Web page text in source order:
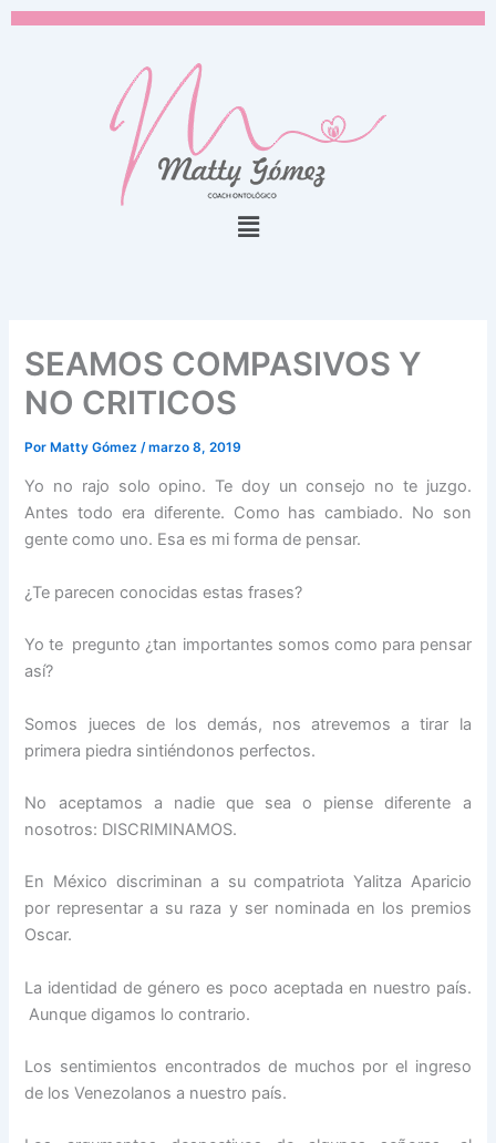
Menú
SEAMOS COMPASIVOS Y
NO CRITICOS
PorMatty Gómez/marzo 8, 2019
Yo no rajo solo opino. Te doy un consejo no te juzgo.
Antes todo era diferente. Como has cambiado. No son
gente como uno. Esa es mi forma de pensar.
¿Te parecen conocidas estas frases?
Yo te pregunto ¿tan importantes somos como para pensar
así?
Somos jueces de los demás, nos atrevemos a tirar la
primera piedra sintiéndonos perfectos.
No aceptamos a nadie que sea o piense diferente a
nosotros: DISCRIMINAMOS.
En México discriminan a su compatriota Yalitza Aparicio
por representar a su raza y ser nominada en los premios
Oscar.
La identidad de género es poco aceptada en nuestro país.
Aunque digamos lo contrario.
Los sentimientos encontrados de muchos por el ingreso
de los Venezolanos a nuestro país.